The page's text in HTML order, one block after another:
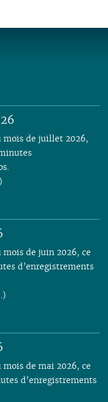
mois de juillet 2026,
de juin 2026, ce
d’enregistrements
de mai 2026, ce
d’enregistrements